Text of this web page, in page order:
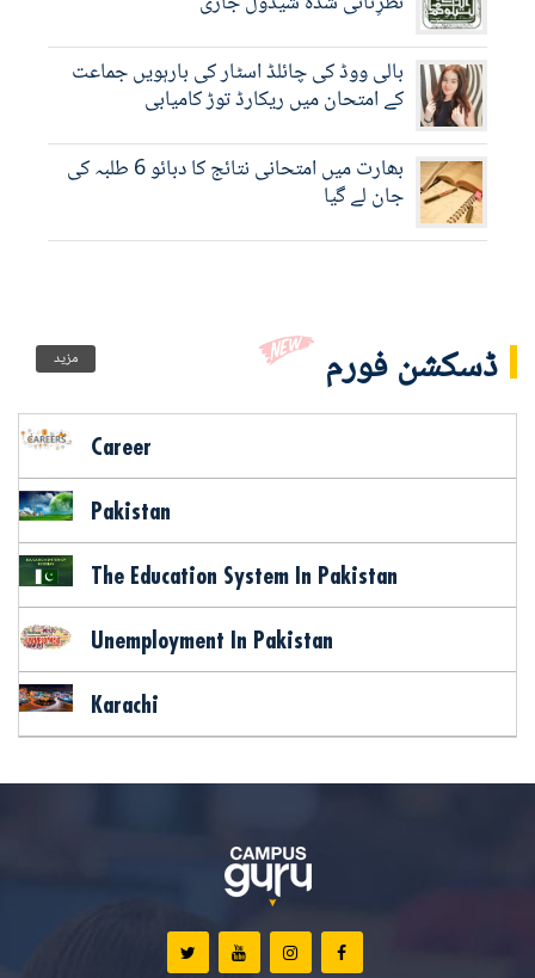
بالی ووڈ کی چائلڈ اسٹار کی بارہویں جماعت
کے امتحان میں ریکارڈ توڑ کامیابی
بھارت میں امتحانی نتائج کا دبائو 6 طلبہ کی
جان لے گیا
ڈسکشن فورم مزید
Career
Pakistan
The Education System In Pakistan
Unemployment In Pakistan
Karachi